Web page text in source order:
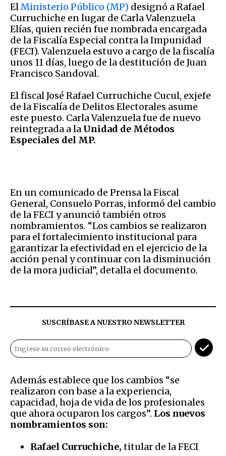
ElMinisterio Público (MP) designó a Rafael
Curruchiche en lugar de Carla Valenzuela
Elías, quien recién fue nombrada encargada
de la Fiscalía Especial contra la Impunidad
(FECI). Valenzuela estuvo a cargo de la fiscalía
unos 11 días, luego de la destitución de Juan
Francisco Sandoval.
El fiscal José Rafael Curruchiche Cucul, exjefe
de la Fiscalía de Delitos Electorales asume
este puesto. Carla Valenzuela fue de nuevo
reintegrada a la Unidad de Métodos
Especiales del MP.
En un comunicado de Prensa la Fiscal
General, Consuelo Porras, informó del cambio
de la FECI y anunció también otros
nombramientos. “Los cambios se realizaron
para el fortalecimiento institucional para
garantizar la efectividad en el ejercicio de la
acción penal y continuar con la disminución
de la mora judicial”, detalla el documento.
SUSCRÍBASE A NUESTRO NEWSLETTER
Además establece que los cambios “se
realizaron con base a la experiencia,
capacidad, hoja de vida de los profesionales
que ahora ocuparon los cargos”. Los nuevos
nombramientos son:
Rafael Curruchiche, titular de la FECI